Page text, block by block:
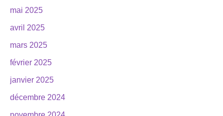
mai 2025
avril 2025
mars 2025
février 2025
janvier 2025
décembre 2024